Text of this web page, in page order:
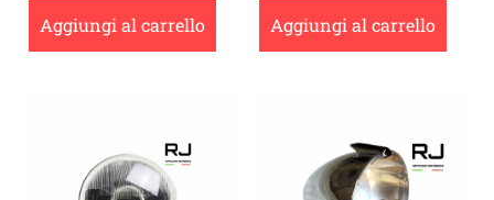
Aggiungi al carrello Aggiungi al carrello